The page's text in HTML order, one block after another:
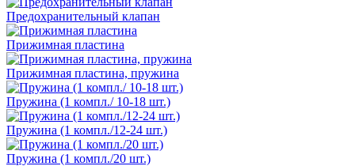
Предохранительный клапан
Прижимная пластина
Прижимная пластина, пружина
Пружина (1 компл./ 10-18 шт.)
Пружина (1 компл./12-24 шт.)
Пружина (1 компл./20 шт.)